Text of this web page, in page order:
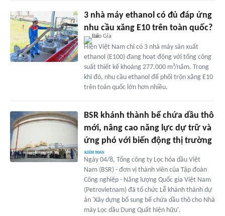
3 nhà máy ethanol có đủ đáp ứng
nhu cầu xăng E10 trên toàn quốc?
Hiện Việt Nam chỉ có 3 nhà máy sản xuất
ethanol (E100) đang hoạt động với tổng công
suất thiết kế khoảng 277.000 m³/năm. Trong
khi đó, nhu cầu ethanol để phối trộn xăng E10
trên toàn quốc lớn hơn nhiều.
BSR khánh thành bể chứa dầu thô
mới, nâng cao năng lực dự trữ và
ứng phó với biến động thị trường
Ngày 04/8, Tổng công ty Lọc hóa dầu Việt
Nam (BSR) - đơn vị thành viên của Tập đoàn
Công nghiệp - Năng lượng Quốc gia Việt Nam
(Petrovietnam) đã tổ chức Lễ khánh thành dự
án 'Xây dựng bổ sung bể chứa dầu thô cho Nhà
máy Lọc dầu Dung Quất hiện hữu'.